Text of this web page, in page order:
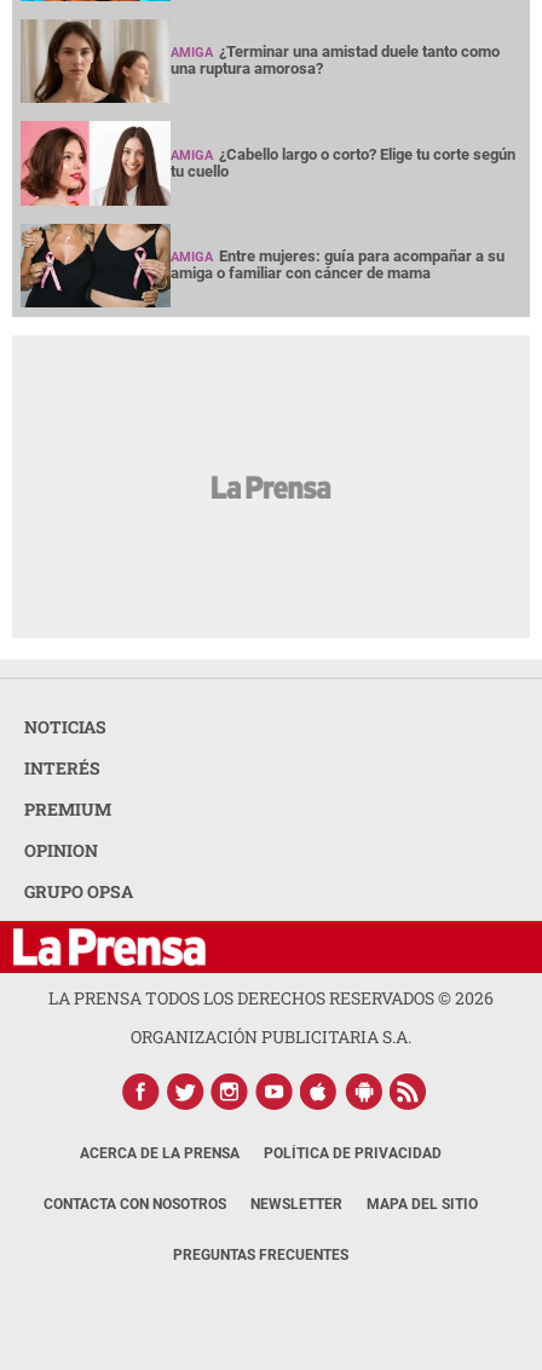
AMIGA ¿Terminar una amistad duele tanto como
una ruptura amorosa?
AMIGA ¿Cabello largo o corto? Elige tu corte según
tu cuello
AMIGA Entre mujeres: guía para acompañar a su
amiga o familiar con cáncer de mama
NOTICIAS
INTERÉS
PREMIUM
OPINION
GRUPO OPSA
LA PRENSA TODOS LOS DERECHOS RESERVADOS ©2026
ORGANIZACIÓN PUBLICITARIA S.A.
ACERCA DE LA PRENSA POLÍTICA DE PRIVACIDAD
CONTACTA CON NOSOTROS NEWSLETTER MAPA DEL SITIO
PREGUNTAS FRECUENTES